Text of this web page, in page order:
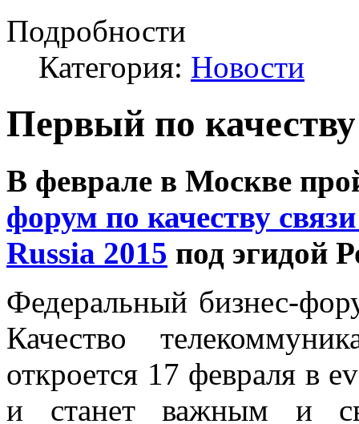
Подробности
Категория: Новости
Первый по качеству
В феврале в Москве
форум по качеству
Russia 2015 под эгидой
Федеральный бизнес-
Качество
откроется 17 февраля в
и станет важным и